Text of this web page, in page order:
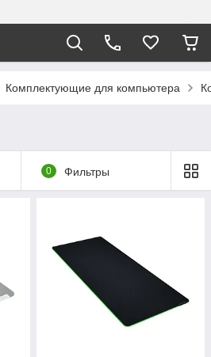
Комплектующие для компьютера
0 Фильтры